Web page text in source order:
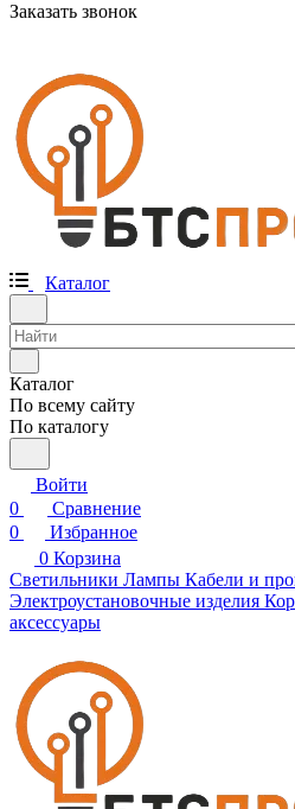
Заказать звонок
Каталог
Каталог
По всему сайту
По каталогу
Войти
0
Сравнение
0
Избранное
0 Корзина
Светильники Лампы Кабели и
Электроустановочные изделия
аксессуары